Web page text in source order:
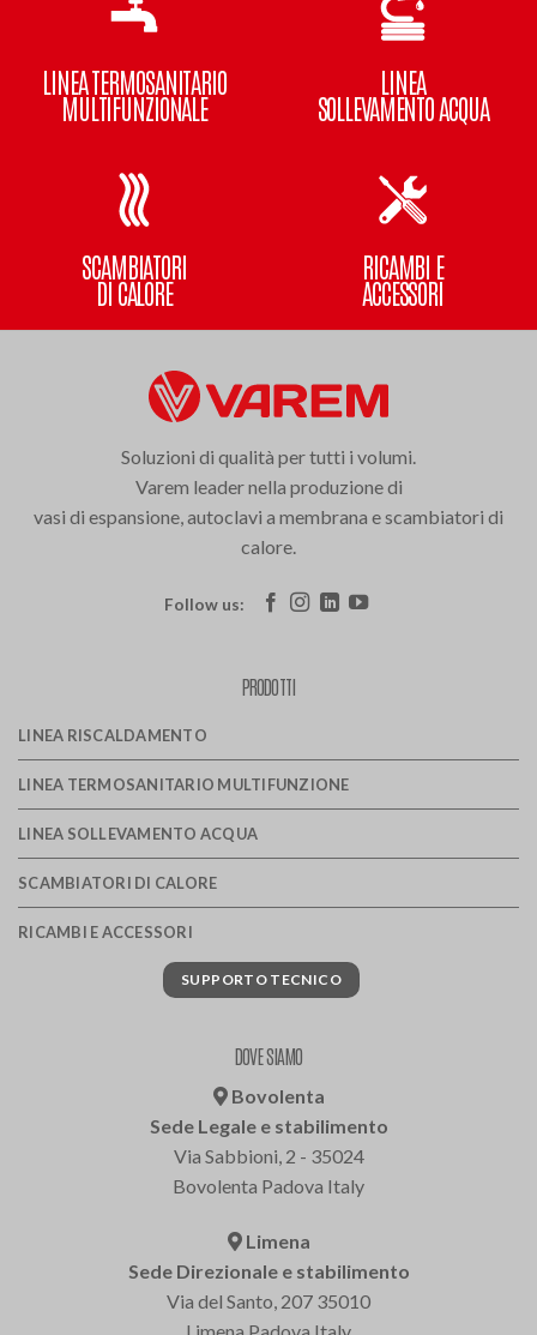
LINEA TERMOSANITARIO
MULTIFUNZIONALE
LINEA
SOLLEVAMENTO ACQUA
SCAMBIATORI
DI CALORE
RICAMBI E
ACCESSORI
Soluzioni di qualità per tutti i volumi.
Varem leader nella produzione di
vasi di espansione, autoclavi a membrana e scambiatori di
calore.
Follow us:
PRODOTTI
LINEA RISCALDAMENTO
LINEA TERMOSANITARIO MULTIFUNZIONE
LINEA SOLLEVAMENTO ACQUA
SCAMBIATORI DI CALORE
RICAMBI E ACCESSORI
SUPPORTO TECNICO
DOVE SIAMO
Bovolenta
Sede Legale e stabilimento
Via Sabbioni, 2 - 35024
Bovolenta Padova Italy
Limena
Sede Direzionale e stabilimento
Via del Santo, 207 35010
Limena Padova Italy